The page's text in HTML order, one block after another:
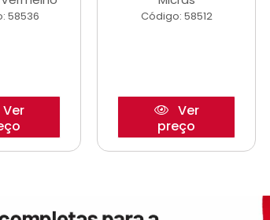
58536
Ver
Código: 58512
Ver
preço